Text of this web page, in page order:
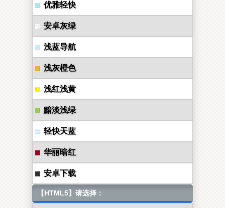
优雅轻快
安卓灰绿
浅蓝导航
浅灰橙色
浅红浅黄
黯淡浅绿
轻快天蓝
华丽暗红
安卓下载
【HTML5】请选择：